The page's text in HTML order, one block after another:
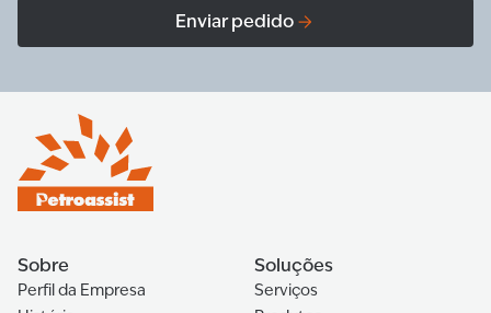
Enviar pedido
Sobre
Perfil da Empresa
Soluções
Serviços